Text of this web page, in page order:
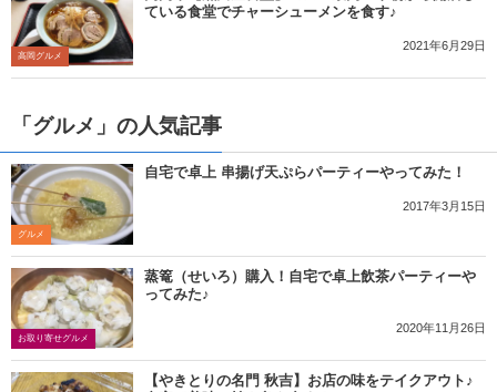
高岡グルメ
ている食堂でチャーシューメンを食す♪
2021年6月29日
「グルメ」の人気記事
グルメ
自宅で卓上 串揚げ天ぷらパーティーやってみた！
2017年3月15日
お取り寄せグルメ
蒸篭（せいろ）購入！自宅で卓上飲茶パーティーや
ってみた♪
2020年11月26日
【やきとりの名門 秋吉】お店の味をテイクアウト♪